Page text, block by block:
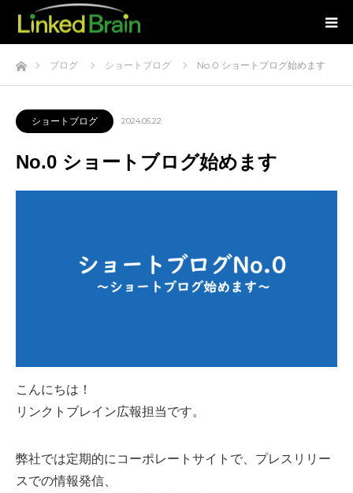
ホームブログ ショートブログ No.0 ショートブログ始めます
ショートブログ 2024.05.22
No.0 ショートブログ始めます
こんにちは！
リンクトブレイン広報担当です。
弊社では定期的にコーポレートサイトで、プレスリリー
スでの情報発信、